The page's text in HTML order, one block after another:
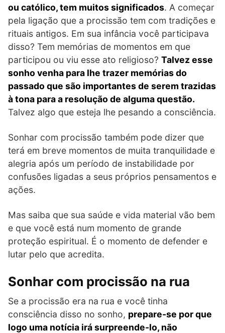
ou católico, tem muitos significados. A começar
pela ligação que a procissão tem com tradições e
rituais antigos. Em sua infância você participava
disso? Tem memórias de momentos em que
participou ou viu esse ato religioso? Talvez esse
sonho venha para lhe trazer memórias do
passado que são importantes de serem trazidas
à tona para a resolução de alguma questão.
Talvez algo que esteja lhe pesando a consciência.
Sonhar com procissão também pode dizer que
terá em breve momentos de muita tranquilidade e
alegria após um período de instabilidade por
confusões ligadas a seus próprios pensamentos e
ações.
Mas saiba que sua saúde e vida material vão bem
e que você está num momento de grande
proteção espiritual. É o momento de defender e
lutar pelo que acredita.
Sonhar com procissão na rua
Se a procissão era na rua e você tinha
consciência disso no sonho, prepare-se por que
logo uma notícia irá surpreende-lo, não